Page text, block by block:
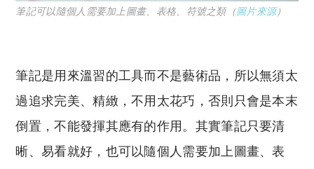
筆記可以隨個人需要加上圖畫、表格、符號之類（圖片來源）
筆記是用來溫習的工具而不是藝術品，所以無須太
過追求完美、精緻，不用太花巧，否則只會是本末
倒置，不能發揮其應有的作用。其實筆記只要清
晰、易看就好，也可以隨個人需要加上圖畫、表